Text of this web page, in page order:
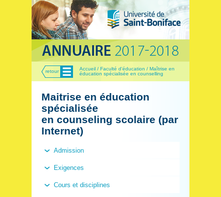
retour Menu
Accueil / Faculté d'éducation / Maîtrise en
éducation spécialisée en counselling
Maitrise en éducation
spécialisée
en counseling scolaire (par
Internet)
Admission
Exigences
Cours et disciplines